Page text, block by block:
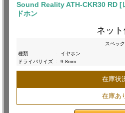
Sound Reality ATH-CKR30 RD [
ドホン
ネット
スペック
種類
:
イヤホン
ドライバサイズ : 9.8mm
在庫状
在庫あ